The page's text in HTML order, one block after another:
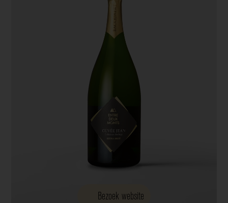
Bezoek website